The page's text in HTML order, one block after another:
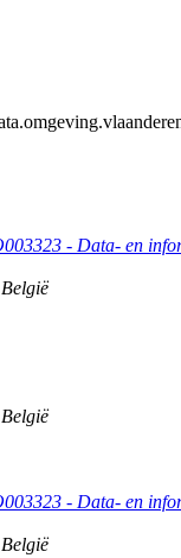
- Data- en
België
België
- Data- en
België